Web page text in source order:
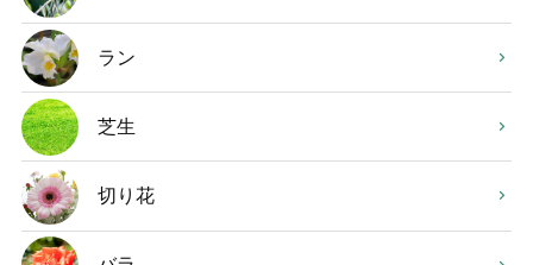
ラン
芝生
切り花